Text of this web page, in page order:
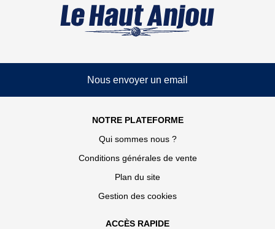
Nous envoyer un email
NOTRE PLATEFORME
Qui sommes nous ?
Conditions générales de vente
Plan du site
Gestion des cookies
ACCÈS RAPIDE